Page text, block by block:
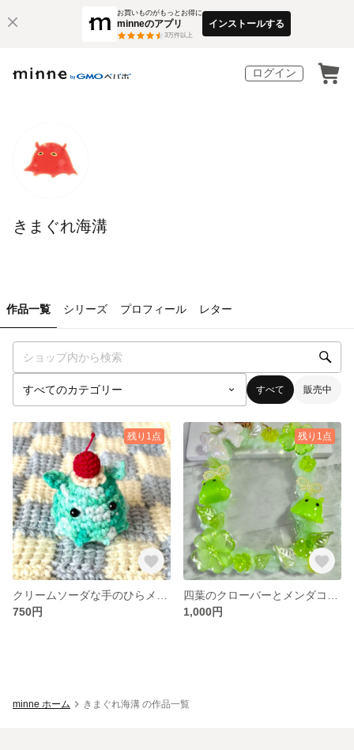
お買いものがもっとお得に
minneのアプリ
3万件以上
インストールする
ログイン
きまぐれ海溝
作品一覧 シリーズ プロフィール レター
すべて 販売中
残り1点
750円
残り1点
1,000円
minne ホーム きまぐれ海溝 の作品一覧